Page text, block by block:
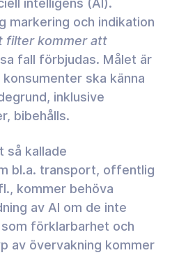
intelligens (AI).
markering och indikation
filter kommer att
fall förbjudas. Målet är
ska känna
inklusive
bibehålls.
så kallade
bl.a. transport, offentlig
kommer behöva
av AI om de inte
förklarbarhet och
av övervakning kommer